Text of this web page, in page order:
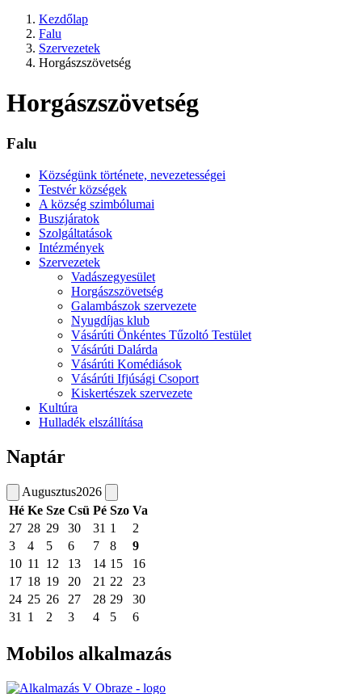
Kezdőlap
Falu
Szervezetek
Horgászszövetség
Horgászszövetség
Falu
Községünk története, nevezetességei
Testvér községek
A község szimbólumai
Buszjáratok
Szolgáltatások
Intézmények
Szervezetek
Vadászegyesület
Horgászszövetség
Galambászok szervezete
Nyugdíjas klub
Vásárúti Önkéntes Tűzoltó Testület
Vásárúti Dalárda
Vásárúti Komédiások
Vásárúti Ifjúsági Csoport
Kiskertészek szervezete
Kultúra
Hulladék elszállítása
Naptár
Augusztus2026
Hé Ke Sze Csü Pé Szo Va
27 28 29 30 31 1
2
3
4 5 6 7 8
9
10 11 12 13 14 15
16
17 18 19 20 21 22
23
24 25 26 27 28 29
30
31
1 2 3 4 5 6
Mobilos alkalmazás